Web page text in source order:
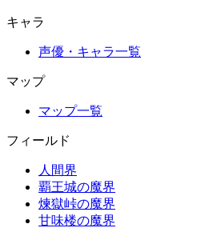
キャラ
声優・キャラ一覧
マップ
マップ一覧
フィールド
人間界
覇王城の魔界
煉獄峠の魔界
甘味楼の魔界